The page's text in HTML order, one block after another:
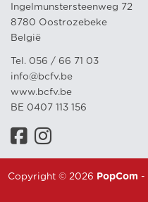
Ingelmunstersteenweg 72
8780 Oostrozebeke
België
Tel. 056 / 66 71 03
info@bcfv.be
www.bcfv.be
BE 0407 113 156
Copyright © 2026 PopCom -